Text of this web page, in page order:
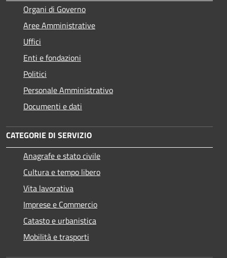
Organi di Governo
Aree Amministrative
Uffici
Enti e fondazioni
Politici
Personale Amministrativo
Documenti e dati
CATEGORIE DI SERVIZIO
Anagrafe e stato civile
Cultura e tempo libero
Vita lavorativa
Imprese e Commercio
Catasto e urbanistica
Mobilità e trasporti